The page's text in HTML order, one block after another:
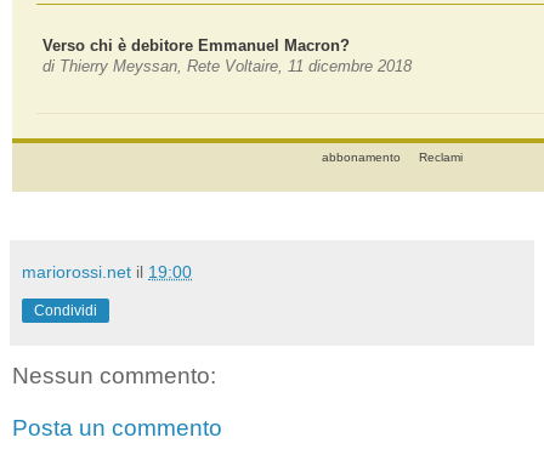
Verso chi è debitore Emmanuel Macron?
di Thierry Meyssan , Rete Voltaire, 11 dicembre 2018
abbonamento Reclami
mariorossi.net il 19:00
Condividi
Nessun commento:
Posta un commento